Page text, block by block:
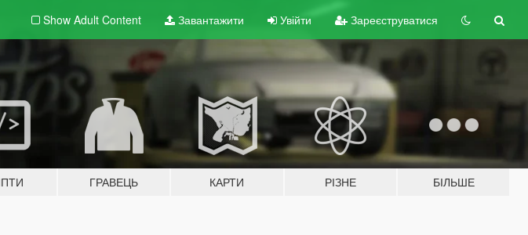
Show Adult Content Завантажити Увійти Зареєструватися
ГРАВЕЦЬ КАРТИ РІЗНЕ БІЛЬШЕ